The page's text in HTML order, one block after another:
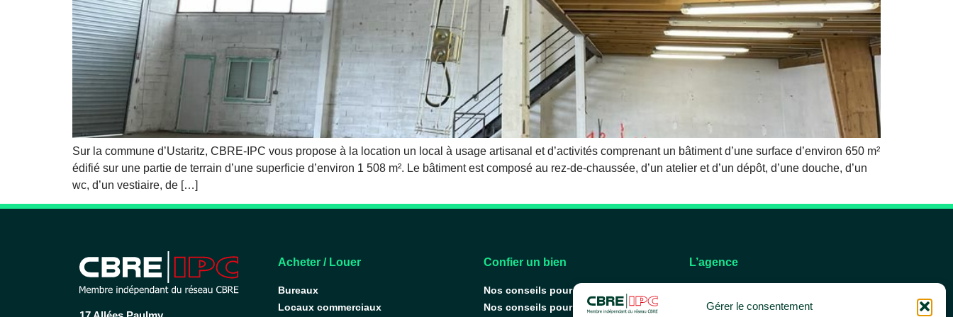
Gérer le consentement
Sur la commune d’Ustaritz, CBRE-IPC vous propose à la location un local à usage artisanal et d’activités comprenant un bâtiment d’une surface d’environ 650 m²
édifié sur une partie de terrain d’une superficie d’environ 1 508 m². Le bâtiment est composé au rez-de-chaussée, d’un atelier et d’un dépôt, d’une douche, d’un
wc, d’un vestiaire, de […]
Acheter / Louer
Bureaux
Locaux commerciaux
Confier un bien
Nos conseils pour vendre
Nos conseils pour louer
L’agence
Nos services